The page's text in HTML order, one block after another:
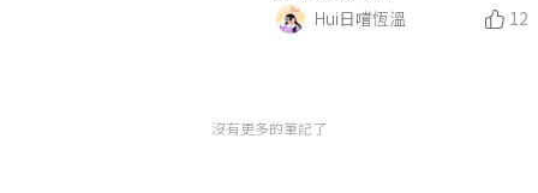
Hui日嚐恆溫
12
沒有更多的筆記了